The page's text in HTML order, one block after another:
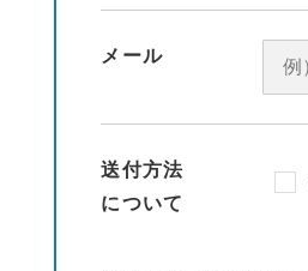
メール
送付方法
について